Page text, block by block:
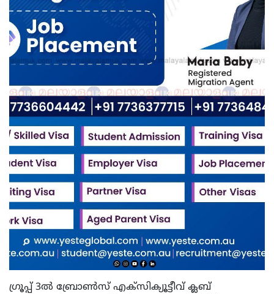
ഗ്രൂപ്പ് 3ല്‍ ബ്രോണ്‍സ് എക്‌സിക്യൂട്ടീവ് ക്ലബ്